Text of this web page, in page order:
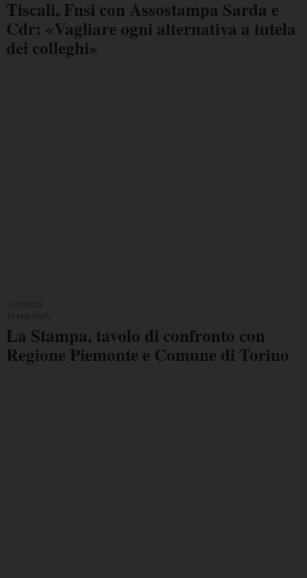
Tiscali, Fnsi con Assostampa Sarda e
Cdr: «Vagliare ogni alternativa a tutela
dei colleghi»
VERTENZE
La Stampa, tavolo di confronto con
Regione Piemonte e Comune di Torino